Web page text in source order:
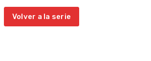
Volver a la serie